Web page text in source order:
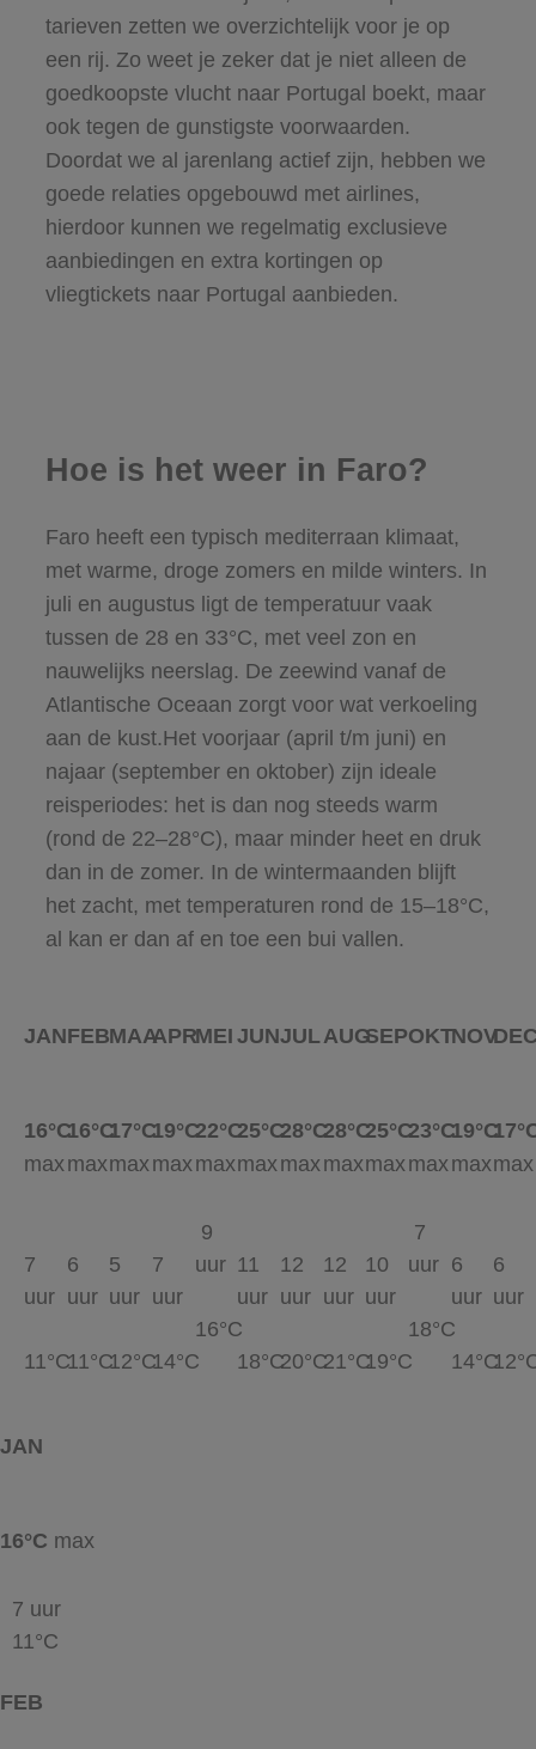
tarieven zetten we overzichtelijk voor je op
een rij. Zo weet je zeker dat je niet alleen de
goedkoopste vlucht naar Portugal boekt, maar
ook tegen de gunstigste voorwaarden.
Doordat we al jarenlang actief zijn, hebben we
goede relaties opgebouwd met airlines,
hierdoor kunnen we regelmatig exclusieve
aanbiedingen en extra kortingen op
vliegtickets naar Portugal aanbieden.
Hoe is het weer in Faro?
Faro heeft een typisch mediterraan klimaat,
met warme, droge zomers en milde winters. In
juli en augustus ligt de temperatuur vaak
tussen de 28 en 33°C, met veel zon en
nauwelijks neerslag. De zeewind vanaf de
Atlantische Oceaan zorgt voor wat verkoeling
aan de kust.Het voorjaar (april t/m juni) en
najaar (september en oktober) zijn ideale
reisperiodes: het is dan nog steeds warm
(rond de 22–28°C), maar minder heet en druk
dan in de zomer. In de wintermaanden blijft
het zacht, met temperaturen rond de 15–18°C,
al kan er dan af en toe een bui vallen.
JAN
16°C
max
7
uur
11°C
FEB
16°C
max
6
uur
11°C
MAA
17°C
max
5
uur
12°C
APR
19°C
max
7
uur
14°C
MEI
22°C
max
9
uur
16°C
JUN
25°C
max
11
uur
18°C
JUL
28°C
max
12
uur
20°C
AUG
28°C
max
12
uur
21°C
SEP
25°C
max
10
uur
19°C
OKT
23°C
max
7
uur
18°C
NOV
19°C
max
6
uur
14°C
max
6
uur
JAN
16°C max
7 uur
11°C
FEB